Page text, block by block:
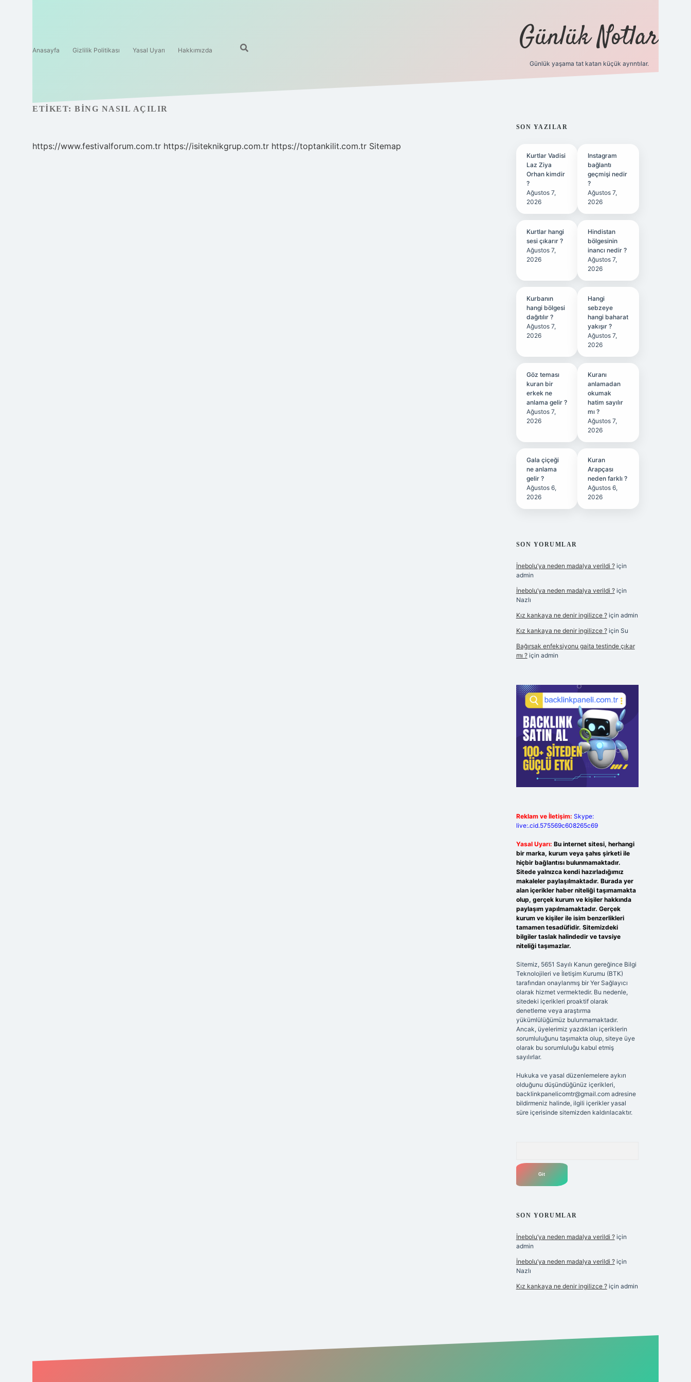
Anasayfa Gizlilik Politikası Yasal Uyarı Hakkımızda Günlük Notlar
Günlük yaşama tat katan küçük ayrıntılar.
ETIKET: BING NASIL AÇILIR
https://www.festivalforum.com.tr https://isiteknikgrup.com.tr https://toptankilit.com.tr Sitemap
SIDEBAR
SON YAZILAR
Kurtlar Vadisi
Laz Ziya
Orhan kimdir
?
Ağustos 7,
2026
Instagram
bağlantı
geçmişi nedir
?
Ağustos 7,
2026
Kurtlar hangi
sesi çıkarır ?
Ağustos 7,
2026
Hindistan
bölgesinin
inancı nedir ?
Ağustos 7,
2026
Kurbanın
hangi bölgesi
dağıtılır ?
Ağustos 7,
2026
Hangi
sebzeye
hangi baharat
yakışır ?
Ağustos 7,
2026
Göz teması
kuran bir
erkek ne
anlama gelir ?
Ağustos 7,
2026
Kuranı
anlamadan
okumak
hatim sayılır
mı ?
Ağustos 7,
2026
Gala çiçeği
ne anlama
gelir ?
Ağustos 6,
2026
Kuran
Arapçası
neden farklı ?
Ağustos 6,
2026
SON YORUMLAR
İnebolu’ya neden madalya verildi ?için
admin
İnebolu’ya neden madalya verildi ?için
Nazlı
Kız kankaya ne denir ingilizce ?için admin
Kız kankaya ne denir ingilizce ?için Su
Bağırsak enfeksiyonu gaita testinde çıkar
mı ?için admin
Reklam ve İletişim: Skype:
live:.cid.575569c608265c69
Yasal Uyarı: Bu internet sitesi, herhangi
bir marka, kurum veya şahıs şirketi ile
hiçbir bağlantısı bulunmamaktadır.
Sitede yalnızca kendi hazırladığımız
makaleler paylaşılmaktadır. Burada yer
alan içerikler haber niteliği taşımamakta
olup, gerçek kurum ve kişiler hakkında
paylaşım yapılmamaktadır. Gerçek
kurum ve kişiler ile isim benzerlikleri
tamamen tesadüfidir. Sitemizdeki
bilgiler taslak halindedir ve tavsiye
niteliği taşımazlar.
Sitemiz, 5651 Sayılı Kanun gereğince Bilgi
Teknolojileri ve İletişim Kurumu (BTK)
tarafından onaylanmış bir Yer Sağlayıcı
olarak hizmet vermektedir. Bu nedenle,
sitedeki içerikleri proaktif olarak
denetleme veya araştırma
yükümlülüğümüz bulunmamaktadır.
Ancak, üyelerimiz yazdıkları içeriklerin
sorumluluğunu taşımakta olup, siteye üye
olarak bu sorumluluğu kabul etmiş
sayılırlar.
Hukuka ve yasal düzenlemelere aykırı
olduğunu düşündüğünüz içerikleri,
backlinkpanelicomtr@gmail.comadresine
bildirmeniz halinde, ilgili içerikler yasal
süre içerisinde sitemizden kaldırılacaktır.
SON YORUMLAR
İnebolu’ya neden madalya verildi ?için
admin
İnebolu’ya neden madalya verildi ?için
Nazlı
Kız kankaya ne denir ingilizce ?için admin